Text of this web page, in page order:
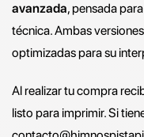
avanzada, pensada
técnica. Ambas
optimizadas para su
Al realizar tu compra
listo para imprimir. Si